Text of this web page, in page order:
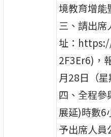
境教育增能
三、請出席
址：
2F3Er6)，
月28日（星
四、全程參
展延)時數6
予出席人員